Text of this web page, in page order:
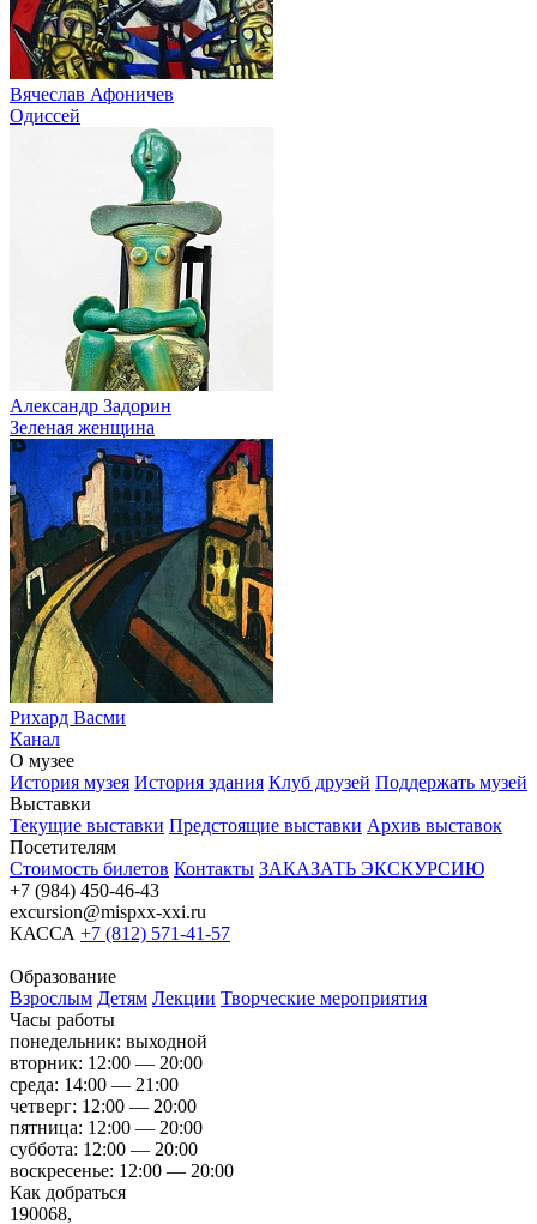
Вячеслав Афоничев
Одиссей
Александр Задорин
Зеленая женщина
Рихард Васми
Канал
О музее
История музея История здания Клуб друзей Поддержать музей
Выставки
Текущие выставки Предстоящие выставки Архив выставок
Посетителям
Стоимость билетов Контакты ЗАКАЗАТЬ ЭКСКУРСИЮ
+7 (984) 450-46-43
excursion@mispxx-xxi.ru
КАССА +7 (812) 571-41-57
Образование
Взрослым Детям Лекции Творческие мероприятия
Часы работы
понедельник: выходной
вторник: 12:00 — 20:00
среда: 14:00 — 21:00
четверг: 12:00 — 20:00
пятница: 12:00 — 20:00
суббота: 12:00 — 20:00
воскресенье: 12:00 — 20:00
Как добраться
190068,